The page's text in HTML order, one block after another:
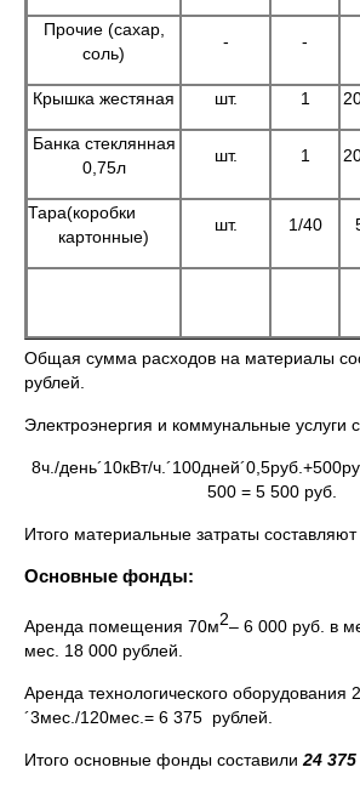
Прочие (сахар,
соль)
- -
Крышка жестяная шт. 1
Банка стеклянная
0,75л
шт. 1
Тара(коробки
картонные)
шт. 1/40
Общая сумма расходов на материалы
рублей.
Электроэнергия и коммунальные услуги
8ч./день´10кВт/
500 = 5 500 руб.
Итого материальные затраты составляют
Основные фонды:
Аренда помещения 70м2– 6 000 руб. в
мес. 18 000 рублей.
Аренда технологического оборудования
´3мес./120мес.= 6 375 рублей.
Итого основные фонды составили 24